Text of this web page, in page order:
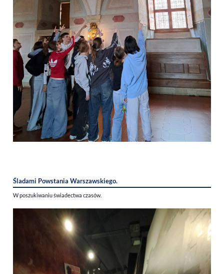
Śladami Powstania Warszawskiego.
W poszukiwaniu świadectwa czasów.